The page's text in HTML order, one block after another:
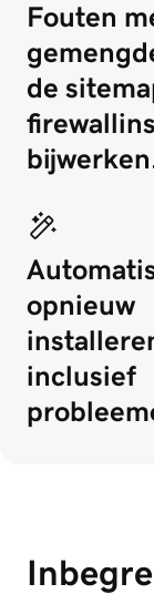
Fouten
de
opnieuw
inclusief